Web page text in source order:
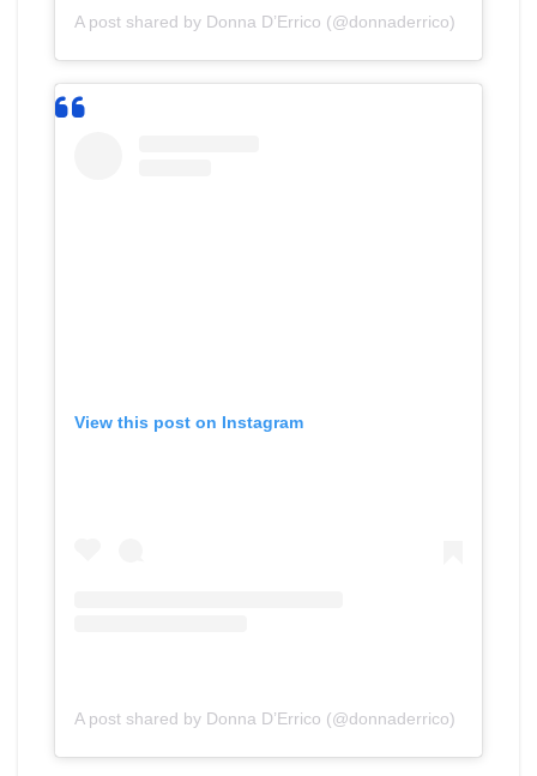
A post shared by Donna D’Errico (@donnaderrico)
View this post on Instagram
A post shared by Donna D’Errico (@donnaderrico)